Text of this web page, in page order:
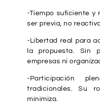
-Tiempo suficiente y
ser previa, no
-Libertad real para
la propuesta. Sin
empresas ni
-Participación
tradicionales. Su
minimiza.